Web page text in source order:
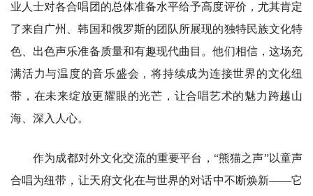
业人士对各合唱团的总体准备水平给予高度评价，尤其肯定
了来自广州、韩国和俄罗斯的团队所展现的独特民族文化特
色、出色声乐准备质量和有趣现代曲目。他们相信，这场充
满活力与温度的音乐盛会，将持续成为连接世界的文化纽
带，在未来绽放更耀眼的光芒，让合唱艺术的魅力跨越山
海、深入人心。
作为成都对外文化交流的重要平台，“熊猫之声”以童声
合唱为纽带，让天府文化在与世界的对话中不断焕新——它